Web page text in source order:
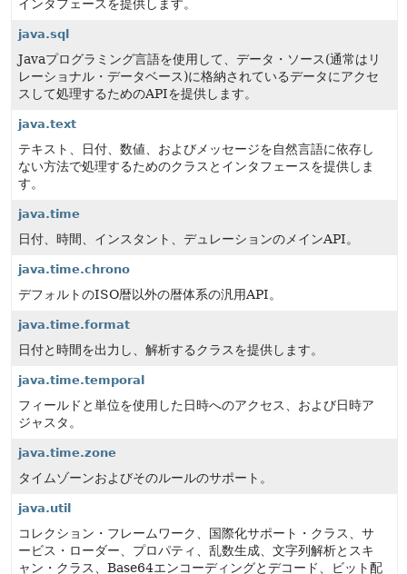
インタフェースを提供します。
java.sql
Javaプログラミング言語を使用して、データ・ソース(通常はリ
レーショナル・データベース)に格納されているデータにアクセ
スして処理するためのAPIを提供します。
java.text
テキスト、日付、数値、およびメッセージを自然言語に依存し
ない方法で処理するためのクラスとインタフェースを提供しま
す。
java.time
日付、時間、インスタント、デュレーションのメインAPI。
java.time.chrono
デフォルトのISO暦以外の暦体系の汎用API。
java.time.format
日付と時間を出力し、解析するクラスを提供します。
java.time.temporal
フィールドと単位を使用した日時へのアクセス、および日時ア
ジャスタ。
java.time.zone
タイムゾーンおよびそのルールのサポート。
java.util
コレクション・フレームワーク、国際化サポート・クラス、サ
ービス・ローダー、プロパティ、乱数生成、文字列解析とスキ
ャン・クラス、Base64エンコーディングとデコード、ビット配